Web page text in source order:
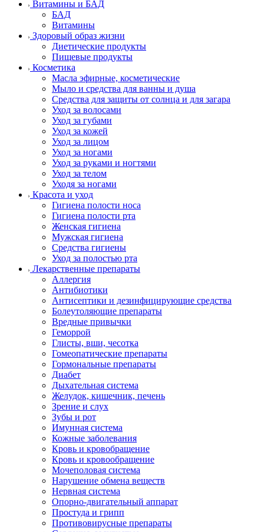
Витамины и БАД
БАД
Витамины
Здоровый образ жизни
Диетические продукты
Пищевые продукты
Косметика
Масла эфирные, косметические
Мыло и средства для ванны и душа
Средства для защиты от солнца и для загара
Уход за волосами
Уход за губами
Уход за кожей
Уход за лицом
Уход за ногами
Уход за руками и ногтями
Уход за телом
Уходя за ногами
Красота и уход
Гигиена полости носа
Гигиена полости рта
Женская гигиена
Мужская гигиена
Средства гигиены
Уход за полостью рта
Лекарственные препараты
Аллергия
Антибиотики
Антисептики и дезинфицирующие средства
Болеутоляющие препараты
Вредные привычки
Геморрой
Глисты, вши, чесотка
Гомеопатические препараты
Гормональные препараты
Диабет
Дыхательная система
Желудок, кишечник, печень
Зрение и слух
Зубы и рот
Имунная система
Кожные заболевания
Кровь и кровобращение
Кровь и кровообращение
Мочеполовая система
Нарушение обмена веществ
Нервная система
Опорно-двигательный аппарат
Простуда и грипп
Противовирусные препараты